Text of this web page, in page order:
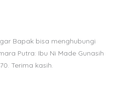
Bapak bisa menghubungi
Putra: Ibu Ni Made Gunasih
Terima kasih.